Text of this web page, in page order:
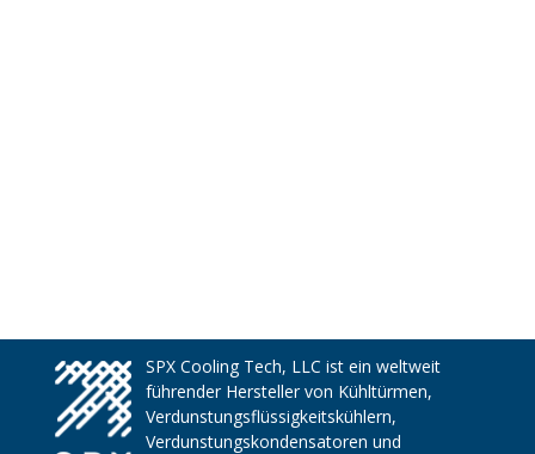
SPX Cooling Tech, LLC ist ein weltweit
führender Hersteller von Kühltürmen,
Verdunstungsflüssigkeitskühlern,
Verdunstungskondensatoren und